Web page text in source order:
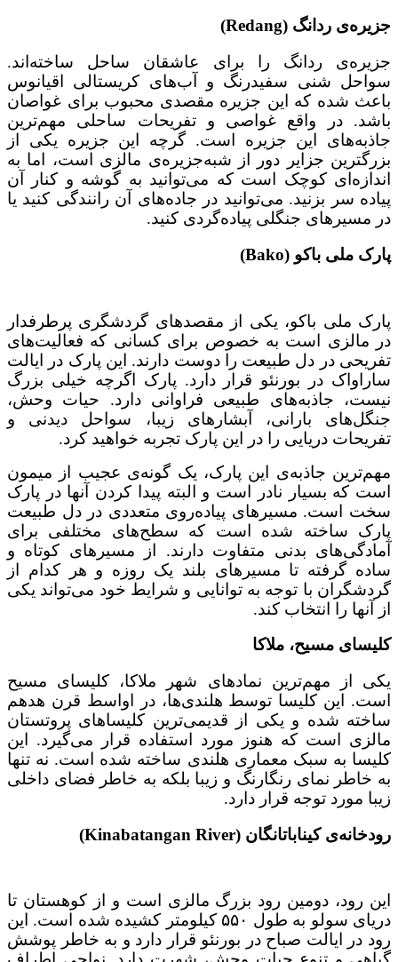
جزیره‌ی ردانگ (Redang)
جزیره‌ی ردانگ را برای عاشقان ساحل ساخته‌اند.
سواحل شنی سفیدرنگ و آب‌های کریستالی اقیانوس
باعث شده که این جزیره مقصدی محبوب برای غواصان
باشد. در واقع غواصی و تفریحات ساحلی مهم‌ترین
جاذبه‌های این جزیره است. گرچه این جزیره یکی از
بزرگترین جزایر دور از شبه‌جزیره‌ی مالزی است، اما به
اندازه‌ای کوچک است که می‌توانید به گوشه و کنار آن
پیاده سر بزنید. می‌توانید در جاده‌های آن رانندگی کنید یا
در مسیر‌های جنگلی پیاده‌گردی کنید.
پارک ملی باکو (Bako)
پارک ملی باکو، یکی از مقصدهای گردشگری پرطرفدار
در مالزی است به خصوص برای کسانی که فعالیت‌های
تفریحی در دل طبیعت را دوست دارند. این پارک در ایالت
ساراواک در بورنئو قرار دارد. پارک اگرچه خیلی بزرگ
نیست، جاذبه‌های طبیعی فراوانی دارد. حیات وحش،
جنگل‌های بارانی، آبشارهای زیبا، سواحل دیدنی و
تفریحات دریایی را در این پارک تجربه خواهید کرد.
مهم‌ترین جاذبه‌ی این پارک، یک گونه‌ی عجیب از میمون
است که بسیار نادر است و البته پیدا کردن آنها در پارک
سخت است. مسیرهای پیاده‌روی متعددی در دل طبیعت
پارک ساخته شده است که سطح‌های مختلفی برای
آمادگی‌های بدنی متفاوت دارند. از مسیرهای کوتاه و
ساده گرفته تا مسیرهای بلند یک روزه و هر کدام از
گردشگران با توجه به توانایی و شرایط خود می‌تواند یکی
از آنها را انتخاب کند.
کلیسای مسیح، ملاکا
یکی از مهم‌ترین نمادهای شهر ملاکا، کلیسای مسیح
است. این کلیسا توسط هلندی‌ها، در اواسط قرن هدهم
ساخته شده و یکی از قدیمی‌ترین کلیساهای پروتستان
مالزی است که هنوز مورد استفاده قرار می‌گیرد. این
کلیسا به سبک معماری هلندی ساخته شده است. نه تنها
به خاطر نمای رنگارنگ و زیبا بلکه به خاطر فضای داخلی
زیبا مورد توجه قرار دارد.
رودخانه‌ی کیناباتانگان (Kinabatangan River)
این رود، دومین رود بزرگ مالزی است و از کوهستان تا
دریای سولو به طول ۵۵۰ کیلومتر کشیده شده است. این
رود در ایالت صباح در بورنئو قرار دارد و به خاطر پوشش